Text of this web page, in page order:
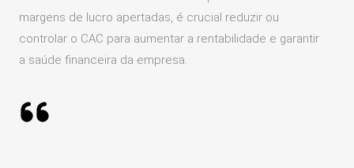
margens de lucro apertadas, é crucial reduzir ou
controlar o CAC para aumentar a rentabilidade e garantir
a saúde financeira da empresa.